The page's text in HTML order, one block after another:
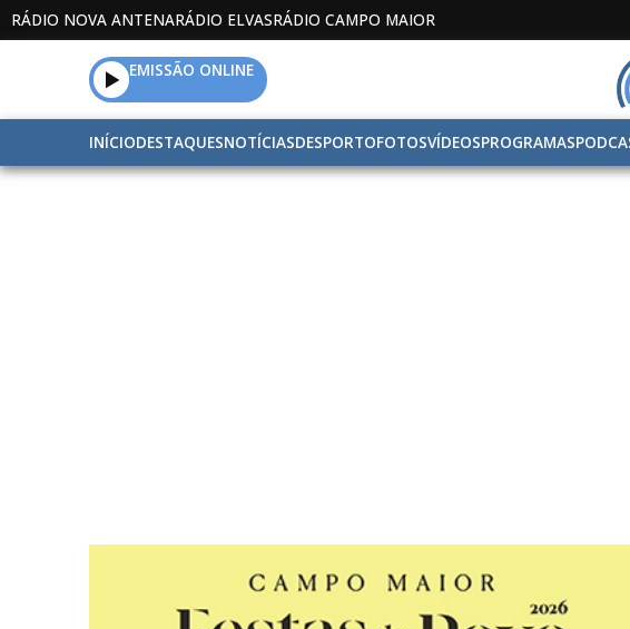
RÁDIO NOVA ANTENARÁDIO ELVASRÁDIO CAMPO MAIOR
EMISSÃO ONLINE
INÍCIODESTAQUESNOTÍCIASDESPORTOFOTOSVÍDEOSPROGRAMAS